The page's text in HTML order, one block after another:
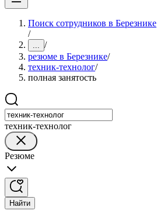
Поиск сотрудников в Березнике
/
... /
резюме в Березнике/
техник-технолог/
полная занятость
техник-технолог
Резюме
Найти